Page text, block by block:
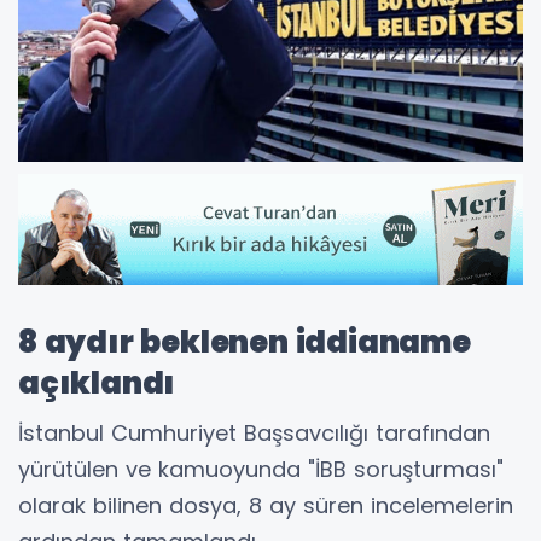
8 aydır beklenen iddianame
açıklandı
İstanbul Cumhuriyet Başsavcılığı tarafından
yürütülen ve kamuoyunda "İBB soruşturması"
olarak bilinen dosya, 8 ay süren incelemelerin